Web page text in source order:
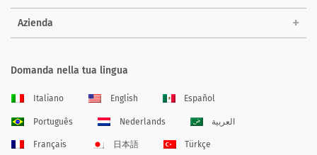
Azienda
Domanda nella tua lingua
Italiano English Español
Português Nederlands العربية
Français 日本語 Türkçe